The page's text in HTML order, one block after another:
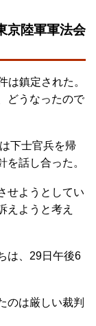
京陸軍軍法会
は鎮定された。
どうなったので
下士官兵を帰
を話し合った。
せようとしてい
えようと考え
は、29日午後6
のは厳しい裁判